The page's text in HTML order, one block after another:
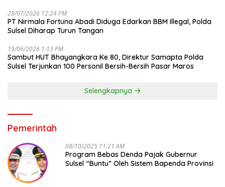
28/07/2026 12:24 PM
PT Nirmala Fortuna Abadi Diduga Edarkan BBM Illegal, Polda
Sulsel Diharap Turun Tangan
19/06/2026 1:13 PM
Sambut HUT Bhayangkara Ke 80, Direktur Samapta Polda
Sulsel Terjunkan 100 Personil Bersih-Bersih Pasar Maros
Selengkapnya
Pemerintah
08/10/2025 11:21 AM
Program Bebas Denda Pajak Gubernur
Sulsel “Buntu” Oleh Sistem Bapenda Provinsi